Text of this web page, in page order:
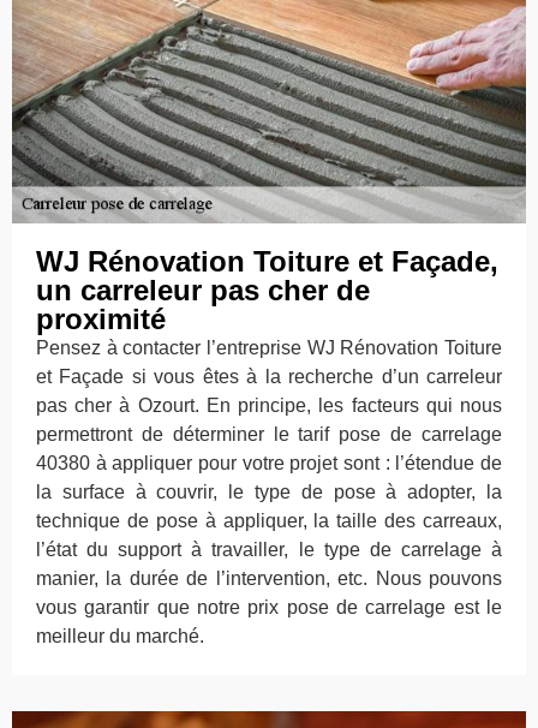
WJ Rénovation Toiture et Façade,
un carreleur pas cher de
proximité
Pensez à contacter l’entreprise WJ Rénovation Toiture
et Façade si vous êtes à la recherche d’un carreleur
pas cher à Ozourt. En principe, les facteurs qui nous
permettront de déterminer le tarif pose de carrelage
40380 à appliquer pour votre projet sont : l’étendue de
la surface à couvrir, le type de pose à adopter, la
technique de pose à appliquer, la taille des carreaux,
l’état du support à travailler, le type de carrelage à
manier, la durée de l’intervention, etc. Nous pouvons
vous garantir que notre prix pose de carrelage est le
meilleur du marché.